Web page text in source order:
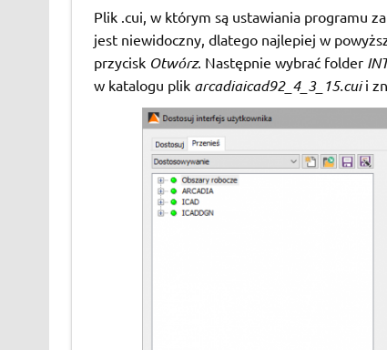
Plik .cui, w którym są ustawiania programu
jest niewidoczny, dlatego najlepiej w
przycisk Otwórz. Następnie wybrać folder
w katalogu plik arcadiaicad92_4_3_15.cuii